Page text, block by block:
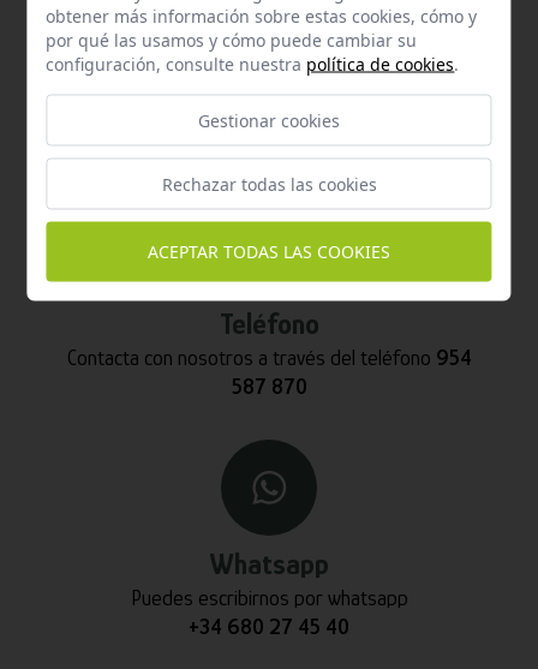
Contacta con nosotros vía email
Teléfono
Contacta con nosotros a través del teléfono 954
587 870
Whatsapp
Puedes escribirnos por whatsapp
+34 680 27 45 40
obtener más información sobre estas cookies, cómo y
por qué las usamos y cómo puede cambiar su
configuración, consulte nuestra política de cookies.
Gestionar cookies
Rechazar todas las cookies
ACEPTAR TODAS LAS COOKIES